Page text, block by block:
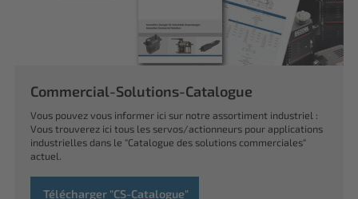
Commercial-Solutions-Catalogue
Vous pouvez vous informer ici sur notre assortiment industriel :
Vous trouverez ici tous les servos/actionneurs pour applications
industrielles dans le "Catalogue des solutions commerciales"
actuel.
Télécharger "CS-Catalogue"